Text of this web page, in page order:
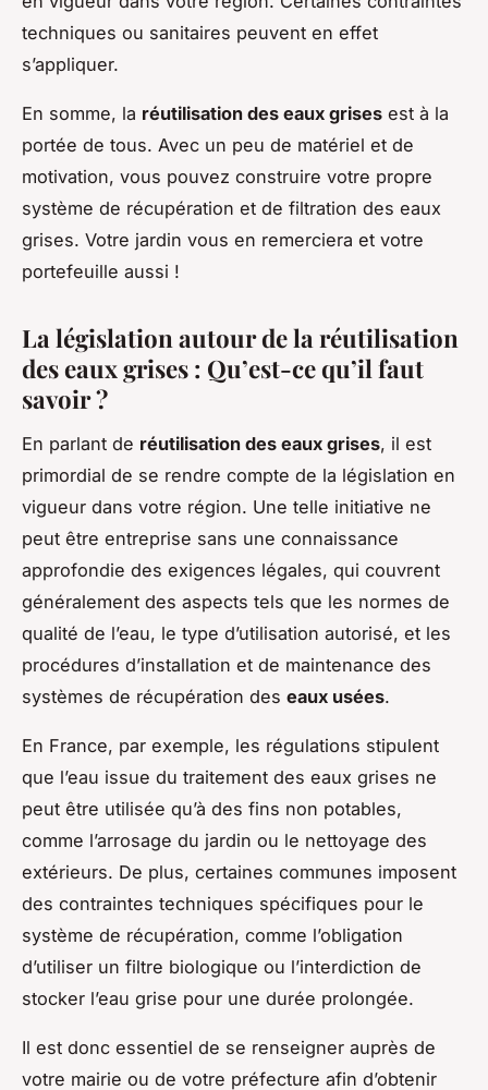
techniques ou sanitaires peuvent en effet
s’appliquer.
En somme, la réutilisation des eaux grises est à la
portée de tous. Avec un peu de matériel et de
motivation, vous pouvez construire votre propre
système de récupération et de filtration des eaux
grises. Votre jardin vous en remerciera et votre
portefeuille aussi !
La législation autour de la réutilisation
des eaux grises : Qu’est-ce qu’il faut
savoir ?
En parlant de réutilisation des eaux grises, il est
primordial de se rendre compte de la législation en
vigueur dans votre région. Une telle initiative ne
peut être entreprise sans une connaissance
approfondie des exigences légales, qui couvrent
généralement des aspects tels que les normes de
qualité de l’eau, le type d’utilisation autorisé, et les
procédures d’installation et de maintenance des
systèmes de récupération des eaux usées.
En France, par exemple, les régulations stipulent
que l’eau issue du traitement des eaux grises ne
peut être utilisée qu’à des fins non potables,
comme l’arrosage du jardin ou le nettoyage des
extérieurs. De plus, certaines communes imposent
des contraintes techniques spécifiques pour le
système de récupération, comme l’obligation
d’utiliser un filtre biologique ou l’interdiction de
stocker l’eau grise pour une durée prolongée.
Il est donc essentiel de se renseigner auprès de
votre mairie ou de votre préfecture afin d’obtenir